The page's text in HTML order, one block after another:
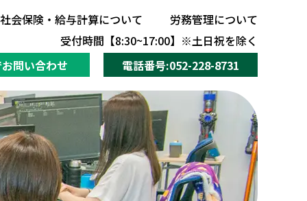
社会保険・給与計算について
労務管理について
受付時間【8:30~17:00】※土日祝を除く
問い合わせ
電話番号:052-228-8731
社会保険・給与計算について 労務管理について